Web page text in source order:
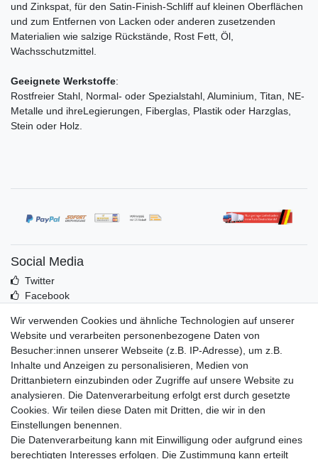
und Zinkspat, für den Satin-Finish-Schliff auf kleinen Oberflächen
und zum Entfernen von Lacken oder anderen zusetzenden
Materialien wie salzige Rückstände, Rost Fett, Öl,
Wachsschutzmittel.
Geeignete Werkstoffe:
Rostfreier Stahl, Normal- oder Spezialstahl, Aluminium, Titan, NE-
Metalle und ihreLegierungen, Fiberglas, Plastik oder Harzglas,
Stein oder Holz.
Social Media
Twitter
Facebook
Mehr über uns
Kontakt
Impressum
Zusatzinfos
AGB
Altölentsorgung
Batterieentsorgung
Wir verwenden Cookies und ähnliche Technologien auf unserer
Website und verarbeiten personenbezogene Daten von
Besucher:innen unserer Webseite (z.B. IP-Adresse), um z.B.
Inhalte und Anzeigen zu personalisieren, Medien von
Drittanbietern einzubinden oder Zugriffe auf unsere Website zu
analysieren. Die Datenverarbeitung erfolgt erst durch gesetzte
Cookies. Wir teilen diese Daten mit Dritten, die wir in den
Einstellungen benennen.
Die Datenverarbeitung kann mit Einwilligung oder aufgrund eines
berechtigten Interesses erfolgen. Die Zustimmung kann erteilt